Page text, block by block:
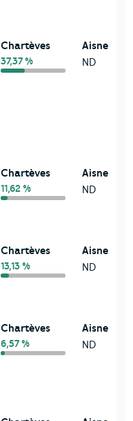
Chartèves
37,37 %
Aisne
ND
Chartèves
11,62 %
Aisne
ND
Chartèves
13,13 %
Aisne
ND
Chartèves
6,57 %
Aisne
ND